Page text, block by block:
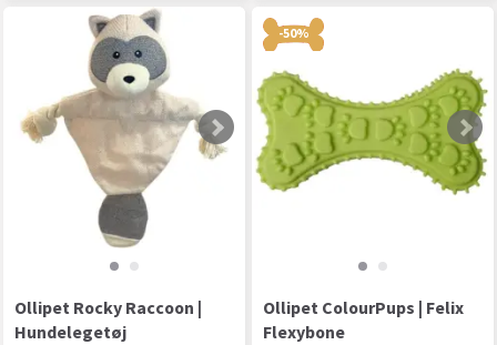
Ollipet Rocky Raccoon |
Hundelegetøj
-50%
Ollipet ColourPups | Felix
Flexybone